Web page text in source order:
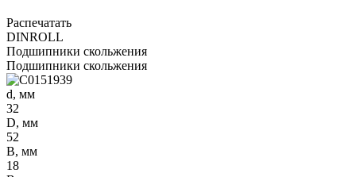
Распечатать
DINROLL
Подшипники скольжения
Подшипники скольжения
d, мм
32
D, мм
52
B, мм
18